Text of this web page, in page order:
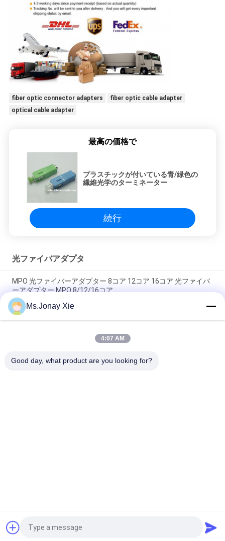
PRIVACY
POLICY
fiber optic connector adapters
fiber optic cable adapter
optical cable adapter
最高の価格で
プラスチックが付いている青/緑色の
繊維光学のターミネーター
続行
光ファイバアダプタ
MPO 光ファイバーアダプター 8コア 12コア 16コア 光ファイバ
ーアダプター MPO 8/12/16コア
光ファイバーアダプター LC/UPC - LC/APC シングルモード シン
プレックス LC/APC-LC/UPC 光ファイバーアダプター SM SX
メタルFCベアファイバアダプタ 60μm 80μm 126μm 130μm
Ms.Jonay Xie
4:07 AM
Good day, what product are you looking for?